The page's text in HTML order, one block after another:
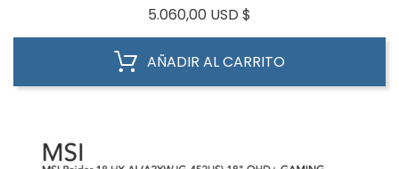
5.060,00 USD $
AÑADIR AL CARRITO